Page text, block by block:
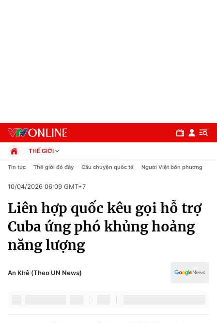
Chuyên mục
Chính trị
Xã hội
Pháp luật
THẾ GIỚI
Chính trị
Pháp luật
Kinh tế
Thể thao
Truyền hình
Văn hóa - Giải trí
Y tế
Công nghệ
Tin tức Thế giới đó đây Câu chuyện quốc tế Người Việt bốn phương
10/04/2026 06:09 GMT+7
Liên hợp quốc kêu gọi hỗ trợ
Cuba ứng phó khủng hoảng
năng lượng
An Khê (Theo UN News)